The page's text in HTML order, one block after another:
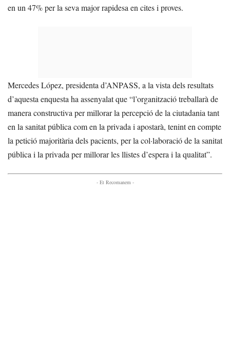
en un 47% per la seva major rapidesa en cites i proves.
Mercedes López, presidenta d’ANPASS, a la vista dels resultats
d’aquesta enquesta ha assenyalat que “l’organització treballarà de
manera constructiva per millorar la percepció de la ciutadania tant
en la sanitat pública com en la privada i apostarà, tenint en compte
la petició majoritària dels pacients, per la col·laboració de la sanitat
pública i la privada per millorar les llistes d’espera i la qualitat”.
- Et Recomanem -